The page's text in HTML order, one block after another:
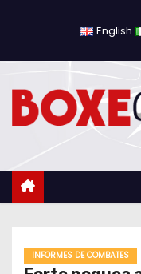
l
English
INFORMES DE COMBATES